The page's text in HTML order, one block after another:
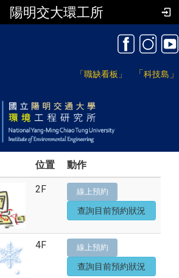
陽明交大環工所
「職缺看板」 「科技島 」
位置 動作
2F 線上預約
查詢目前預約狀況
4F 線上預約
查詢目前預約狀況